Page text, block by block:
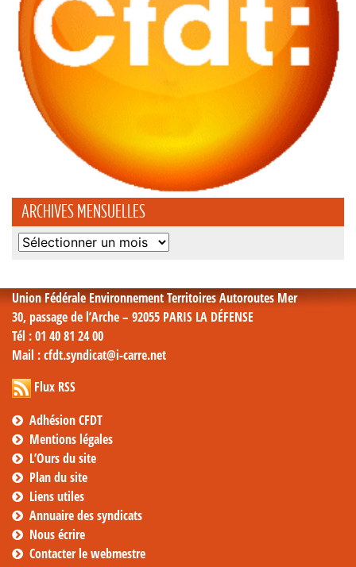
ARCHIVES MENSUELLES
Archives
Union Fédérale Environnement Territoires Autoroutes Mer
30, passage de l’Arche – 92055 PARIS LA DÉFENSE
Tél : 01 40 81 24 00
Mail : cfdt.syndicat@i-carre.net
Flux RSS
Adhésion CFDT
Mentions légales
L’Ours du site
Plan du site
Liens utiles
Annuaire des syndicats
Nous écrire
Contacter le webmestre